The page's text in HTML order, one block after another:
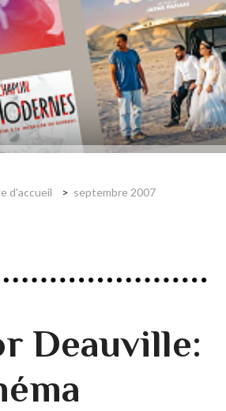
d'accueil septembre 2007
Deauville: